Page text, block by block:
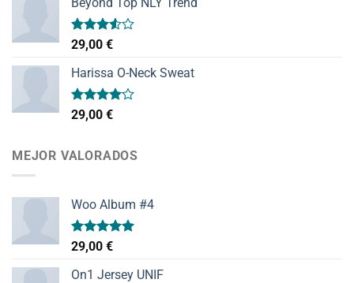
Valorado
con
3.50de
5
29,00 €
Harissa O-Neck Sweat
Valorado
con
29,00 €
MEJOR VALORADOS
Woo Album #4
Valorado
con
de 5
29,00 €
On1 Jersey UNIF